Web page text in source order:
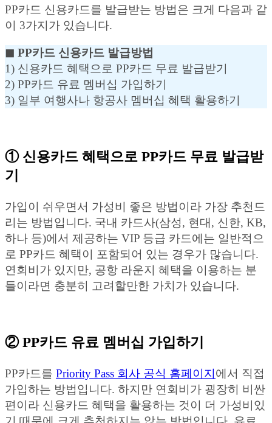
PP카드 신용카드를 발급받는 방법은 크게 다음과 같
이 3가지가 있습니다.
◼︎ PP카드 신용카드 발급방법
1) 신용카드 혜택으로 PP카드 무료 발급받기
2) PP카드 유료 멤버십 가입하기
3) 일부 여행사나 항공사 멤버십 혜택 활용하기
① 신용카드 혜택으로 PP카드 무료 발급받
기
가입이 쉬우면서 가성비 좋은 방법이라 가장 추천드
리는 방법입니다. 국내 카드사(삼성, 현대, 신한, KB,
하나 등)에서 제공하는 VIP 등급 카드에는 일반적으
로 PP카드 혜택이 포함되어 있는 경우가 많습니다.
연회비가 있지만, 공항 라운지 혜택을 이용하는 분
들이라면 충분히 고려할만한 가치가 있습니다.
② PP카드 유료 멤버십 가입하기
PP카드를 Priority Pass 회사 공식 홈페이지 에서 직접
가입하는 방법입니다. 하지만 연회비가 굉장히 비싼
편이라 신용카드 혜택을 활용하는 것이 더 가성비있